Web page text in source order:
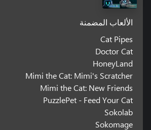
الألعاب المضمنة
Cat Pipes
Doctor Cat
HoneyLand
Mimi the Cat: Mimi's Scratcher
Mimi the Cat: New Friends
PuzzlePet - Feed Your Cat
Sokolab
Sokomage